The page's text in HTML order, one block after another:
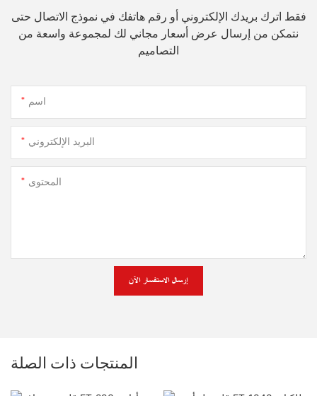
فقط اترك بريدك الإلكتروني أو رقم هاتفك في نموذج الاتصال حتى
نتمكن من إرسال عرض أسعار مجاني لك لمجموعة واسعة من
التصاميم
اسم
البريد الإلكتروني
المحتوى
إرسال الاستفسار الآن
المنتجات ذات الصلة